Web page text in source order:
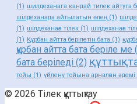
(1) шилдеханага кандай тилек айтуга
шілдеханада айтылатын өлең (1)
(1) шілдеханаға тілек (1) шілдеханаға
(1) Құрбан айтта берілетін бата (1)
құрбан айтта бата беріле ме
бата беріледі (2)
тойы (1) үйлену тойына арналған әдемі
© 2026 Тілек құттықтау